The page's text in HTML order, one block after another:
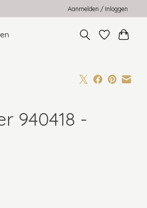
Aanmelden / Inloggen
940418 -
is